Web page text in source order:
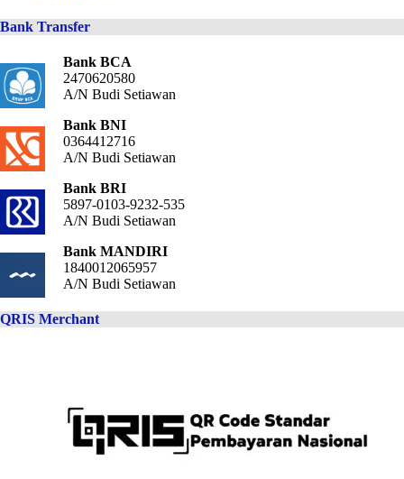
Bank Transfer
Bank BCA
2470620580
A/N Budi Setiawan
Bank BNI
0364412716
A/N Budi Setiawan
Bank BRI
5897-0103-9232-535
A/N Budi Setiawan
Bank MANDIRI
1840012065957
A/N Budi Setiawan
QRIS Merchant